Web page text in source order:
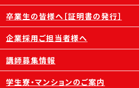
卒業生の皆様へ［証明書の発行］
企業採用ご担当者様へ
講師募集情報
学生寮・マンションのご案内